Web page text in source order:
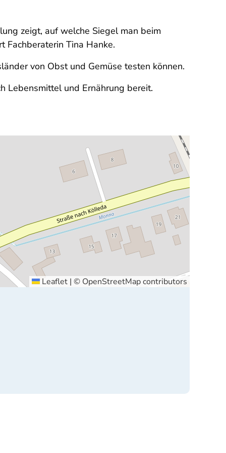
zeigt, auf welche Siegel man beim
Fachberaterin Tina Hanke.
von Obst und Gemüse testen können.
Lebensmittel und Ernährung bereit.
Leaflet | © OpenStreetMapcontributors